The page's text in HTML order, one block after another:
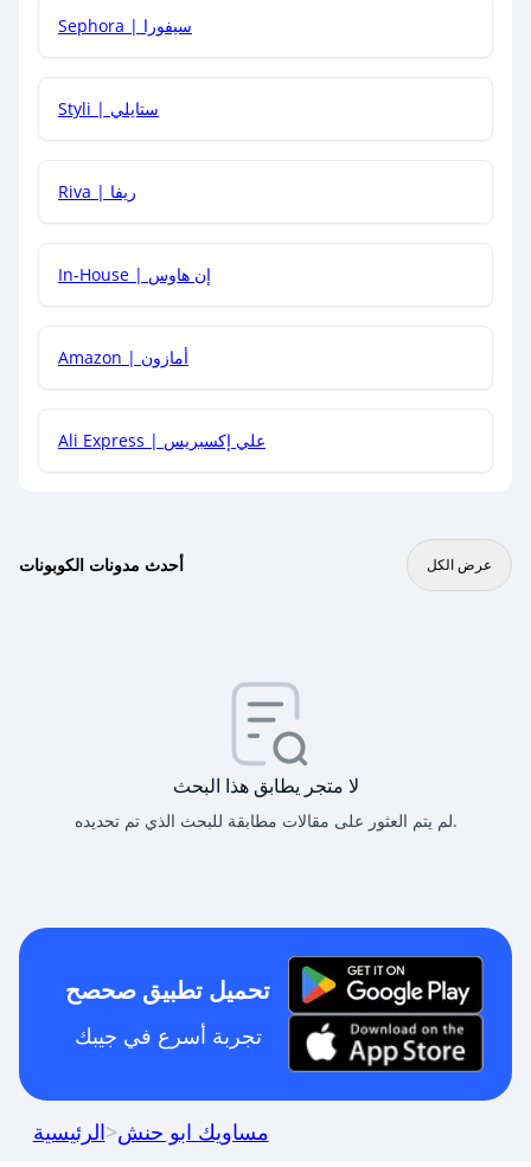
هل يمكنني جمع كود خصم مع العروض الأخرى؟
Sephora | سيفورا
Styli | ستايلي
Riva | ريفا
In-House | إن هاوس
Amazon | أمازون
Ali Express | علي إكسبريس
أحدث مدونات الكوبونات عرض الكل
لا متجر يطابق هذا البحث
لم يتم العثور على مقالات مطابقة للبحث الذي تم تحديده.
تحميل تطبيق صحصح
تجربة أسرع في جيبك
الرئيسية>مساويك ابو حنش